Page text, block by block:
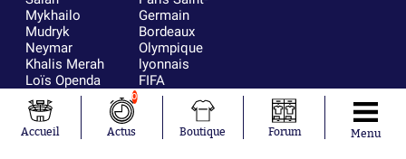
Mykhailo
Mudryk
Neymar
Khalis Merah
Loïs Openda
Moussa
Niakhaté
Nicolás
Germain
Bordeaux
Olympique
lyonnais
FIFA
Real Madrid
RC Strasbourg
AC Milan
Accueil
0
Actus Boutique Forum Menu